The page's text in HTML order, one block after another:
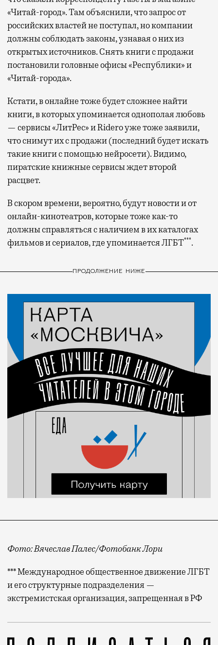
«Читай-город». Там объяснили, что запрос от
российских властей не поступал, но компании
должны соблюдать законы, узнавая о них из
открытых источников. Снять книги с продажи
постановили головные офисы «Республики» и
«Читай-города».
Кстати, в онлайне тоже будет сложнее найти
книги, в которых упоминается однополая любовь
— сервисы «ЛитРес» и Ridero уже тоже заявили,
что снимут их с продажи (последний будет искать
такие книги с помощью нейросети). Видимо,
пиратские книжные сервисы ждет второй
расцвет.
В скором времени, вероятно, будут новости и от
онлайн-кинотеатров, которые тоже как-то
должны справляться с наличием в их каталогах
фильмов и сериалов, где упоминается ЛГБТ***.
ПРОДОЛЖЕНИЕ НИЖЕ
Фото: Вячеслав Палес/Фотобанк Лори
*** Международное общественное движение ЛГБТ
и его структурные подразделения —
экстремистская организация, запрещенная в РФ